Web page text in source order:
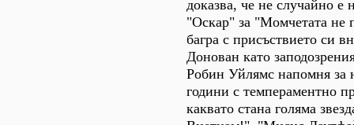
доказва, че не случайно е
"Оскар" за "Момчетата не
багра с присъствието си
Донован като
Робин Уйлямс напомня за
години с темпераментно
каквато стана голяма